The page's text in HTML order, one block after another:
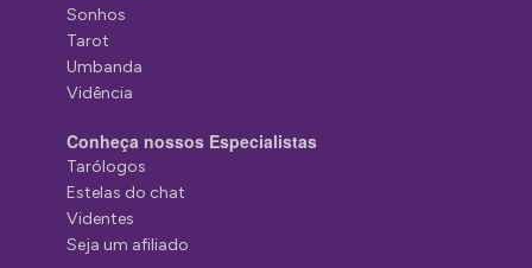
Sonhos
Tarot
Umbanda
Vidência
Conheça nossos Especialistas
Tarólogos
Estelas do chat
Videntes
Seja um afiliado